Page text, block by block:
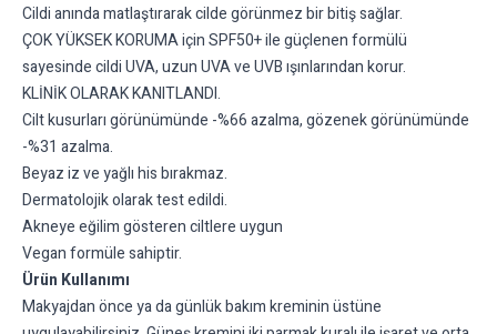
Cildi anında matlaştırarak cilde görünmez bir bitiş sağlar.
ÇOK YÜKSEK KORUMA için SPF50+ ile güçlenen formülü
sayesinde cildi UVA, uzun UVA ve UVB ışınlarından korur.
KLİNİK OLARAK KANITLANDI.
Cilt kusurları görünümünde -%66 azalma, gözenek görünümünde
-%31 azalma.
Beyaz iz ve yağlı his bırakmaz.
Dermatolojik olarak test edildi.
Akneye eğilim gösteren ciltlere uygun
Vegan formüle sahiptir.
Ürün Kullanımı
Makyajdan önce ya da günlük bakım kreminin üstüne